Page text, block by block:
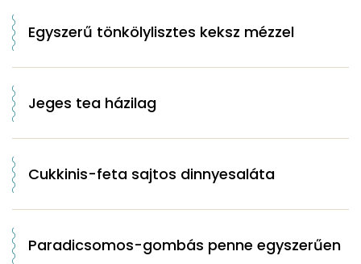
Egyszerű tönkölylisztes keksz mézzel
Jeges tea házilag
Cukkinis-feta sajtos dinnyesaláta
Paradicsomos-gombás penne egyszerűen